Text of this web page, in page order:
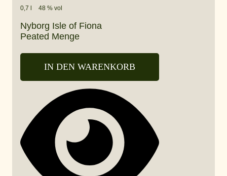
0,7 l
48 % vol
Nyborg Isle of Fiona
Peated Menge
IN DEN WARENKORB